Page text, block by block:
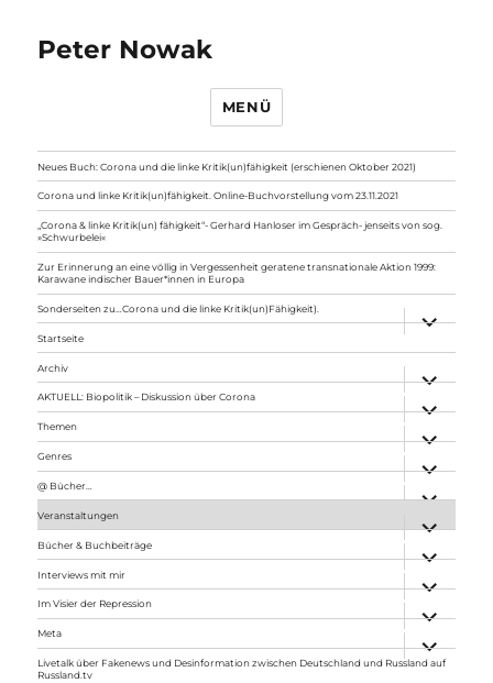
Peter Nowak
MENÜ
Neues Buch: Corona und die linke Kritik(un)fähigkeit (erschienen Oktober 2021)
Corona und linke Kritik(un)fähigkeit. Online-Buchvorstellung vom 23.11.2021
„Corona & linke Kritik(un) fähigkeit“- Gerhard Hanloser im Gespräch- jenseits von sog.
»Schwurbelei«
Zur Erinnerung an eine völlig in Vergessenheit geratene transnationale Aktion 1999:
Karawane indischer Bauer*innen in Europa
Sonderseiten zu…Corona und die linke Kritik(un)Fähigkeit).
anzeigen
Startseite
Archiv
anzeigen
AKTUELL: Biopolitik – Diskussion über Corona
anzeigen
Themen
anzeigen
Genres
anzeigen
@ Bücher…
Veranstaltungen
anzeigen
Bücher & Buchbeiträge
anzeigen
Interviews mit mir
anzeigen
Im Visier der Repression
anzeigen
Meta
anzeigen
Livetalk über Fakenews und Desinformation zwischen Deutschland und Russland auf
Russland.tv